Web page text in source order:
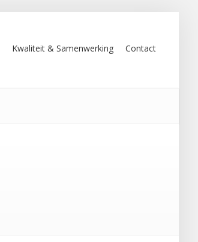
Kwaliteit & Samenwerking Contact